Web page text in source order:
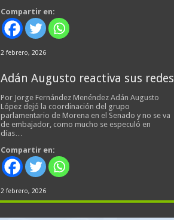
Compartir en:
2 febrero, 2026
Adán Augusto reactiva sus redes
Por Jorge Fernández Menéndez Adán Augusto
López dejó la coordinación del grupo
parlamentario de Morena en el Senado y no se va
de embajador, como mucho se especuló en
días…
Compartir en:
2 febrero, 2026